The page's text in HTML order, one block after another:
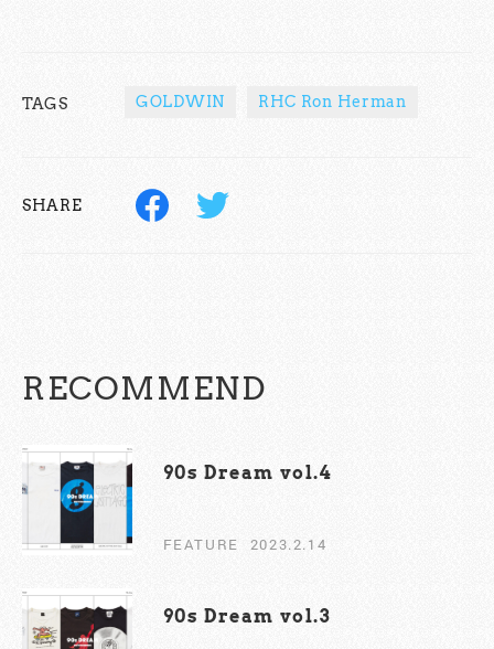
TAGS GOLDWIN RHC Ron Herman
SHARE
RECOMMEND
FEATURE 2023.2.14
90s Dream vol.4
90s Dream vol.3